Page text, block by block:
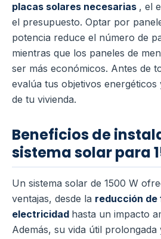
placas solares necesarias , el
el presupuesto. Optar por
potencia reduce el número de
mientras que los paneles de
ser más económicos. Antes de
evalúa tus objetivos
de tu vivienda.
Beneficios de
sistema solar para
Un sistema solar de 1500 W
ventajas, desde la reducción
electricidad hasta un impacto
Además, su vida útil prolongada